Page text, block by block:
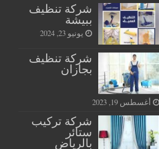
شركة تنظيف
ببيشة
يونيو 23, 2024
شركة تنظيف
بجازان
أغسطس 19, 2023
شركة تركيب
ستائر
بالرياض